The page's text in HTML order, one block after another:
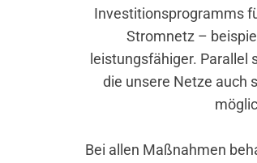
Investitionsprogramms
Stromnetz –
leistungsfähiger.
die unsere Netze auch
Bei allen Maßnahmen